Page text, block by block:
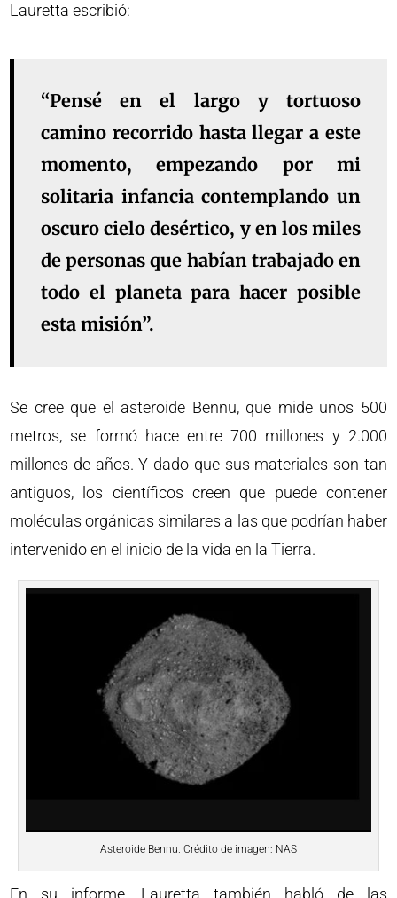
Lauretta escribió:
“Pensé en el largo y tortuoso
camino recorrido hasta llegar a este
momento, empezando por mi
solitaria infancia contemplando un
oscuro cielo desértico, y en los miles
de personas que habían trabajado en
todo el planeta para hacer posible
esta misión”.
Se cree que el asteroide Bennu, que mide unos 500
metros, se formó hace entre 700 millones y 2.000
millones de años. Y dado que sus materiales son tan
antiguos, los científicos creen que puede contener
moléculas orgánicas similares a las que podrían haber
intervenido en el inicio de la vida en la Tierra.
Asteroide Bennu. Crédito de imagen: NAS
En su informe, Lauretta también habló de las